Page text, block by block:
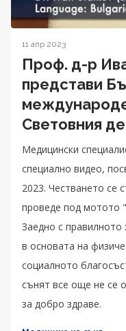
11 апр 2023
Проф. д-р
представи
Световния
Медицински
специално видео,
2023. Честването се
проведе под мотото
Заедно с правилното
в основата на
социалното
сънят все още не се
за добро здраве.